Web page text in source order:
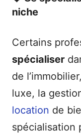
niche
Certains
spécialiser
de
luxe, la
location de
spécialisation